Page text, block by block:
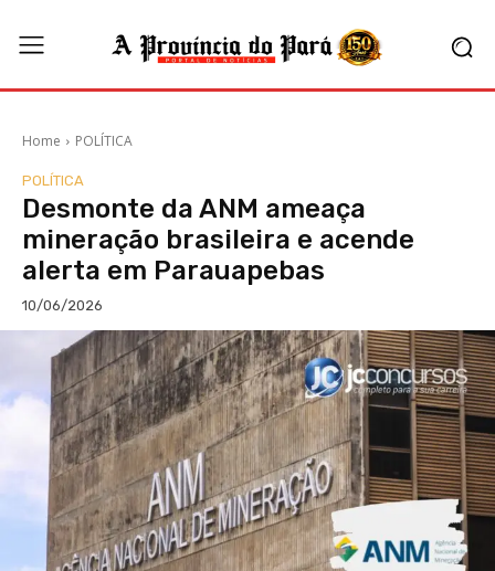
Home POLÍTICA
POLÍTICA
Desmonte da ANM ameaça
mineração brasileira e acende
alerta em Parauapebas
10/06/2026